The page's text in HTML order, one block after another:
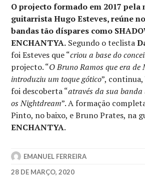
O projecto formado em 2017 pela
guitarrista Hugo Esteves, reúne
bandas tão díspares como
ENCHANTYA. Segundo o teclista
foi Esteves que “criou a base do
projecto. “O Bruno Ramos que era de
introduziu um toque gótico”, continua,
foi descoberta “através da sua
os Nightdream”. A formação
Pinto, no baixo, e Bruno Prates, na
ENCHANTYA.
EMANUEL FERREIRA
28 DE MARÇO, 2020